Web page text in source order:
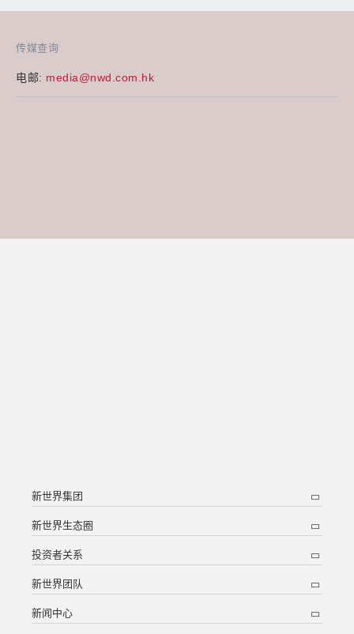
传媒查询
电邮: media@nwd.com.hk
新世界集团
新世界生态圈
投资者关系
新世界团队
新闻中心